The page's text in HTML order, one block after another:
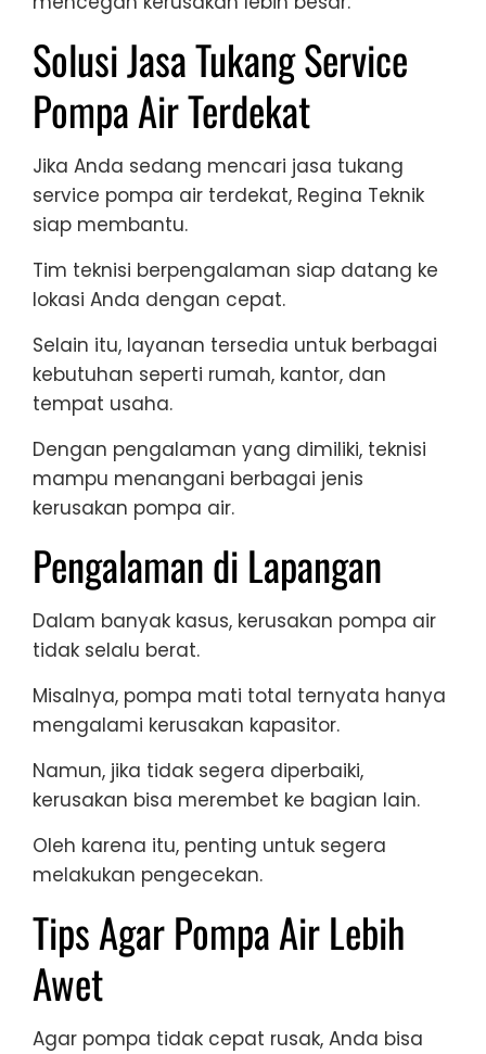
Solusi Jasa Tukang Service
Pompa Air Terdekat
Jika Anda sedang mencari jasa tukang
service pompa air terdekat, Regina Teknik
siap membantu.
Tim teknisi berpengalaman siap datang ke
lokasi Anda dengan cepat.
Selain itu, layanan tersedia untuk berbagai
kebutuhan seperti rumah, kantor, dan
tempat usaha.
Dengan pengalaman yang dimiliki, teknisi
mampu menangani berbagai jenis
kerusakan pompa air.
Pengalaman di Lapangan
Dalam banyak kasus, kerusakan pompa air
tidak selalu berat.
Misalnya, pompa mati total ternyata hanya
mengalami kerusakan kapasitor.
Namun, jika tidak segera diperbaiki,
kerusakan bisa merembet ke bagian lain.
Oleh karena itu, penting untuk segera
melakukan pengecekan.
Tips Agar Pompa Air Lebih
Awet
Agar pompa tidak cepat rusak, Anda bisa